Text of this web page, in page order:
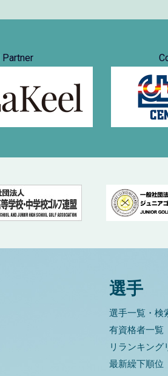
選手
選手一覧・検
有資格者一覧
リランキング
最新繰下順位